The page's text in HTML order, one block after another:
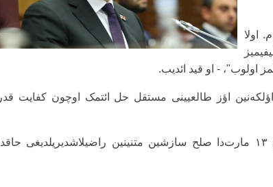
اولا
اولوب"، - او قید ائدیب.
اؤلکه‌نین اؤز طالعیینی مستقل حل ائتمک اوچون کفایت قدر
خاطیرلاداق کی، آذربایجان و ارمنستان ۱۳ مارت‌دا صلح سازشین متنینین راضیلاشدیریلدیغی حاقدا